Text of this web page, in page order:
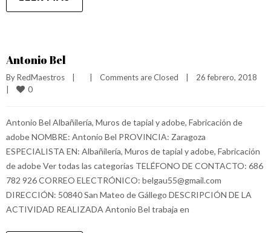
Antonio Bel
By RedMaestros Comments are Closed
0
Antonio Bel Albañilería, Muros de tapial y adobe, Fabricación de
adobe NOMBRE: Antonio Bel PROVINCIA: Zaragoza
ESPECIALISTA EN: Albañilería, Muros de tapial y adobe, Fabricación
de adobe Ver todas las categorías TELÉFONO DE CONTACTO: 686
782 926 CORREO ELECTRÓNICO: belgau55@gmail.com
DIRECCIÓN: 50840 San Mateo de Gállego DESCRIPCIÓN DE LA
ACTIVIDAD REALIZADA Antonio Bel trabaja en